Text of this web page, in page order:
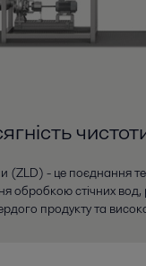
(ZLD) - це поєднання
обробкою стічних
продукту та